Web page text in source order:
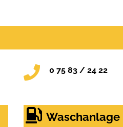
0 75 83 / 24 22
Waschanlage